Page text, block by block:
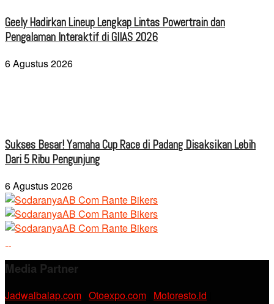
Geely Hadirkan Lineup Lengkap Lintas Powertrain dan
Pengalaman Interaktif di GIIAS 2026
6 Agustus 2026
Sukses Besar! Yamaha Cup Race di Padang Disaksikan Lebih
Dari 5 Ribu Pengunjung
6 Agustus 2026
Media Partner
Jadwalbalap.com Otoexpo.com Motoresto.id